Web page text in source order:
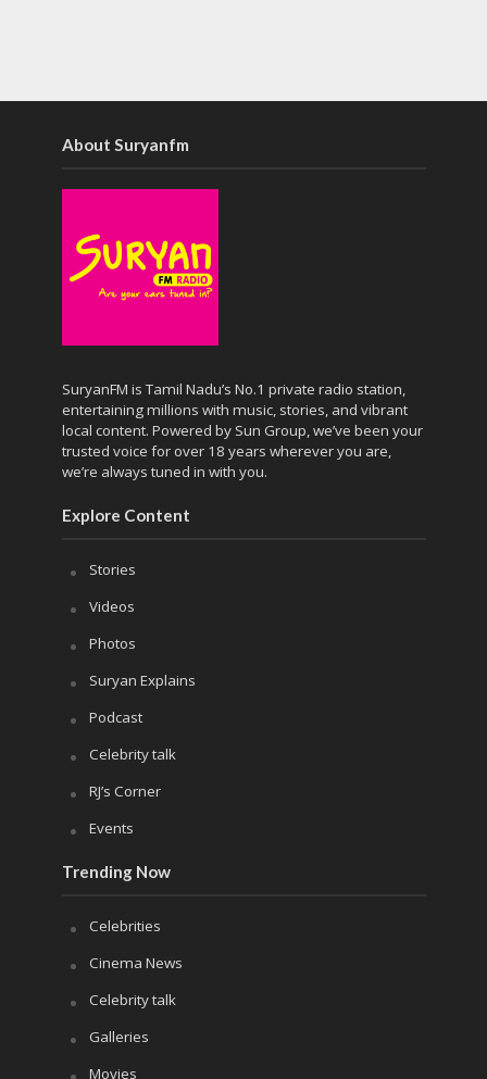
About Suryanfm
SuryanFM is Tamil Nadu’s No.1 private radio station,
entertaining millions with music, stories, and vibrant
local content. Powered by Sun Group, we’ve been your
trusted voice for over 18 years wherever you are,
we’re always tuned in with you.
Explore Content
Stories
Videos
Photos
Suryan Explains
Podcast
Celebrity talk
RJ’s Corner
Events
Trending Now
Celebrities
Cinema News
Celebrity talk
Galleries
Movies